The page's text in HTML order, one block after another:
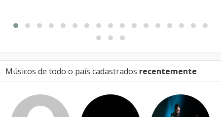
Músicos de todo o país cadastrados recentemente